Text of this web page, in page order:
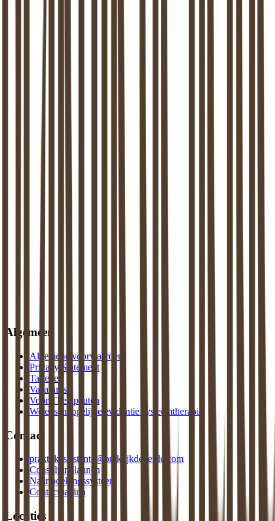
Algemeen
Algemene voorwaarden
Privacy Statement
Tarieven
Vacatures
Voor Therapeuten
Wetenschappelijke evidentie systeemtherapie
Contact
praktijkassistente@praktijkdeliefde.com
Consult inplannen
Naar boekingssysteem
Contactpagina
Locaties